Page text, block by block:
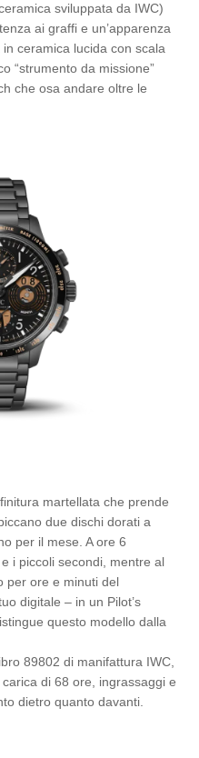
sviluppata da IWC)
ai graffi e un’apparenza
ceramica lucida con scala
“strumento da missione”
che osa andare oltre le
martellata che prende
due dischi dorati a
per il mese. A ore 6
i piccoli secondi, mentre al
per ore e minuti del
digitale – in un Pilot’s
questo modello dalla
89802 di manifattura IWC,
di 68 ore, ingrassaggi e
dietro quanto davanti.